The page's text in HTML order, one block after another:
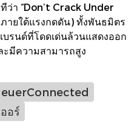
า “Don’t Crack Under
ายใต้แรงกดดัน) ทั้งพันธมิตร
รนด์ที่โดดเด่นล้วนแสดงออก
มีความสามารถสูง
อร์